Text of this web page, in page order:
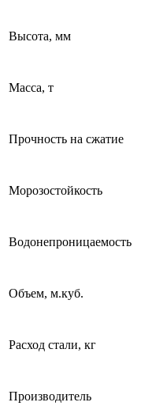
Высота, мм
Масса, т
Прочность на сжатие
Морозостойкость
Водонепроницаемость
Объем, м.куб.
Расход стали, кг
Производитель